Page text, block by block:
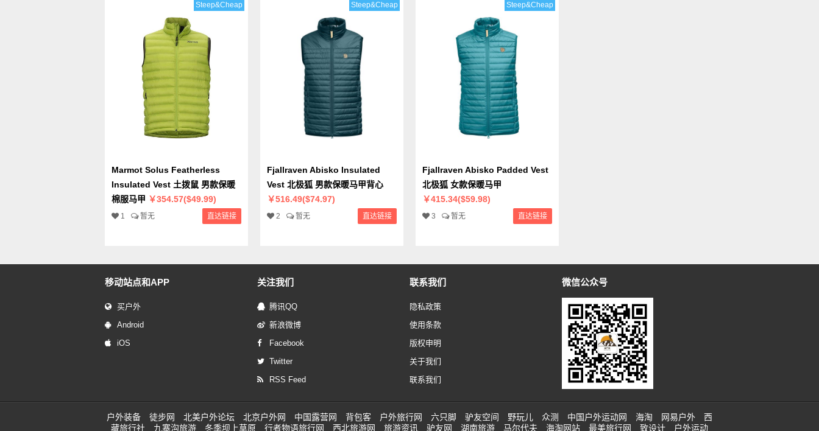
Steep&Cheap
Marmot Solus Featherless
Insulated Vest 土拨鼠 男款保暖
棉服马甲 ￥354.57($49.99)
1 暂无 直达链接
Steep&Cheap
Fjallraven Abisko Insulated
Vest 北极狐 男款保暖马甲背心
￥516.49($74.97)
2 暂无 直达链接
Steep&Cheap
Fjallraven Abisko Padded Vest
北极狐 女款保暖马甲
￥415.34($59.98)
3 暂无 直达链接
移动站点和APP
买户外
Android
iOS
关注我们
腾讯QQ
新浪微博
Facebook
Twitter
RSS Feed
联系我们
隐私政策
使用条款
版权申明
关于我们
联系我们
微信公众号
户外装备 徒步网 北美户外论坛 北京户外网 中国露营网 背包客 户外旅行网 六只脚 驴友空间 野玩儿 众测 中国户外运动网 海淘 网易户外
西
藏旅行社
九寨沟旅游 冬季坝上草原 行者物语旅行网 西北旅游网 旅游资讯 驴友网 湖南旅游 马尔代夫 海淘网站 最美旅行网 致设计 户外运动